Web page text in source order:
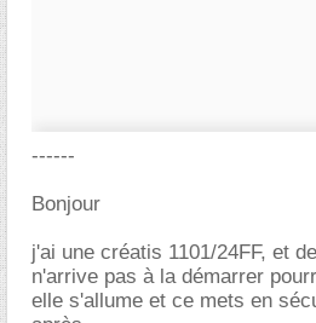
------
Bonjour
j'ai une créatis 1101/24FF, et
n'arrive pas à la démarrer
elle s'allume et ce mets en